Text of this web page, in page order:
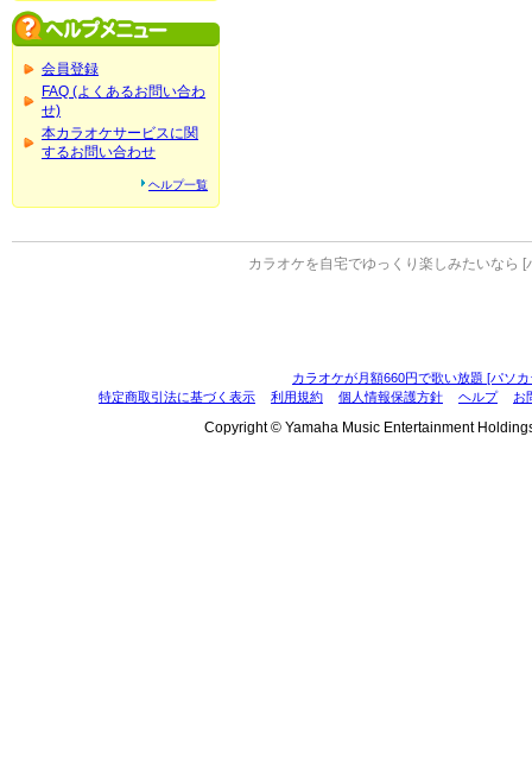
会員登録
FAQ (よくあるお問い合わ
せ)
本カラオケサービスに関
するお問い合わせ
ヘルプ一覧
カラオケを自宅でゆっくり楽しみたいなら [
カラオケが月額660円で歌い放題 [パソ
特定商取引法に基づく表示
利用規約 個人情報保護方針 ヘルプ お
Copyright © Yamaha Music Entertainment